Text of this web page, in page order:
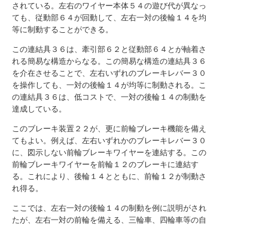
されている。左右のワイヤー本体５４の遊び代が異なっ
ても、従動部６４が回動して、左右一対の後輪１４を均
等に制動することができる。
この連結具３６は、牽引部６２と従動部６４とが軸着さ
れる簡易な構造からなる。この簡易な構造の連結具３６
を介在させることで、左右いずれのブレーキレバー３０
を操作しても、一対の後輪１４が均等に制動される。こ
の連結具３６は、低コストで、一対の後輪１４の制動を
達成している。
このブレーキ装置２２が、更に前輪ブレーキ機能を備え
てもよい。例えば、左右いずれかのブレーキレバー３０
に、図示しない前輪ブレーキワイヤーを連結する。この
前輪ブレーキワイヤーを前輪１２のブレーキに連結す
る。これにより、後輪１４とともに、前輪１２が制動さ
れ得る。
ここでは、左右一対の後輪１４の制動を例に説明がされ
たが、左右一対の前輪を備える、三輪車、四輪車等の自